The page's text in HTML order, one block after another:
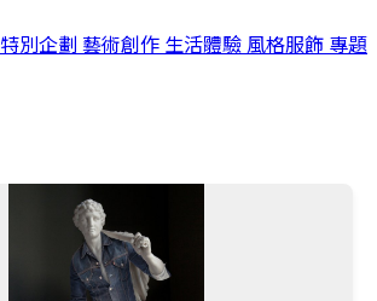
特別企劃 藝術創作 生活體驗 風格服飾 專題